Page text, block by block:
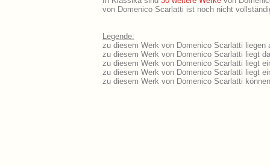
von Domenico Scarlatti ist noch nicht
Legende:
zu diesem Werk von Domenico Scarlatti liegen
zu diesem Werk von Domenico Scarlatti liegt
zu diesem Werk von Domenico Scarlatti liegt
zu diesem Werk von Domenico Scarlatti liegt
zu diesem Werk von Domenico Scarlatti